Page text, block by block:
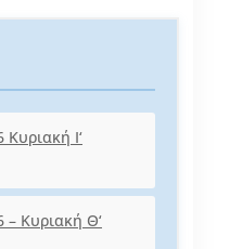
I‘
– Κυριακή Θ‘